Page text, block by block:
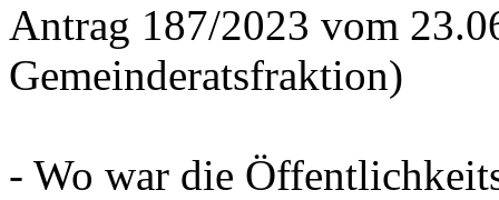
Antrag 187/2023 vom
Gemeinderatsfraktion)
- Wo war die